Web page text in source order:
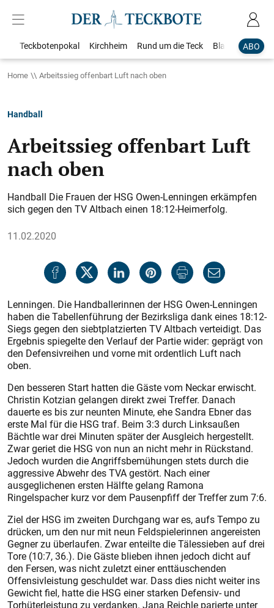
ABO
Teckbotenpokal Kirchheim Rund um die Teck Blaulicht
Home Arbeitssieg offenbart Luft nach oben
Handball
Arbeitssieg offenbart Luft
nach oben
Handball Die Frauen der HSG Owen-Lenningen erkämpfen
sich gegen den TV Altbach einen 18:12-Heimerfolg.
11.02.2020
Lenningen. Die Handballerinnen der HSG Owen-Lenningen
haben die Tabellenführung der Bezirksliga dank eines 18:12-
Siegs gegen den siebtplatzierten TV Altbach verteidigt. Das
Ergebnis spiegelte den Verlauf der Partie wider: geprägt von
den Defensivreihen und vorne mit ordentlich Luft nach
oben.
Den besseren Start hatten die Gäste vom Neckar erwischt.
Chris­tin Kotzian gelangen direkt zwei Treffer. Danach
dauerte es bis zur neunten Minute, ehe Sandra Ebner das
erste Mal für die HSG traf. Beim 3:3 durch Linksaußen
Bächtle war drei Minuten später der Ausgleich hergestellt.
Zwar geriet die HSG von nun an nicht mehr in Rückstand.
Jedoch wurden die Angriffsbemühungen stets durch die
aggressive Abwehr des TVA gestört. Nach einer
ausgeglichenen ersten Hälfte gelang Ramona
Ringelspacher kurz vor dem Pausenpfiff der Treffer zum 7:6.
Ziel der HSG im zweiten Durchgang war es, aufs Tempo zu
drücken, um den nur mit neun Feldspielerinnen angereisten
Gegner zu überlaufen. Zwar enteilte die Tälessieben auf drei
Tore (10:7, 36.). Die Gäste blieben ihnen jedoch dicht auf
den Fersen, was nicht zuletzt einer enttäuschenden
Offensivleistung geschuldet war. Dass dies nicht weiter ins
Gewicht fiel, hatte die HSG einer starken Defensiv- und
Torhüterleistung zu verdanken. Jana Reichle parierte unter